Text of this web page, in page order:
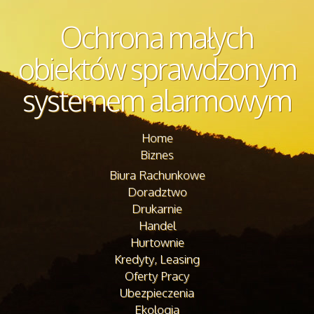
Ochrona małych
obiektów sprawdzonym
systemem alarmowym
Home
Biznes
Biura Rachunkowe
Doradztwo
Drukarnie
Handel
Hurtownie
Kredyty, Leasing
Oferty Pracy
Ubezpieczenia
Ekologia